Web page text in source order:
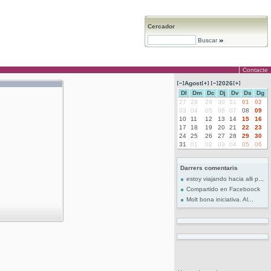
Cercador
Buscar
Contacte
Agost
2026
Dl
Dm Dc Dj Dv Ds
Dg
27
28 29 30 31 01
02
03
04 05 06 07 08
09
10
11 12 13 14 15
16
17
18 19 20 21 22
23
24
25 26 27 28 29
30
31
01 02 03 04 05 06
Darrers comentaris
estoy viajando hacia alli p...
Compartido en Faceboock
Molt bona iniciativa. Al...